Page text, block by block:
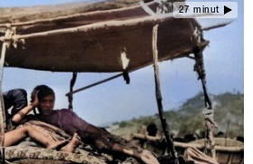
27 minut